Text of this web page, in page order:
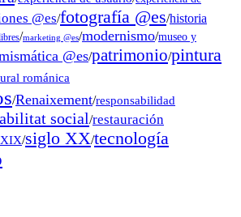
@es/fotografía @es/historia
/marketing @es/modernismo/museo y
@es/patrimonio/pintura
románica
/Renaixement/responsabilidad
social/restauración
/siglo XX/tecnología